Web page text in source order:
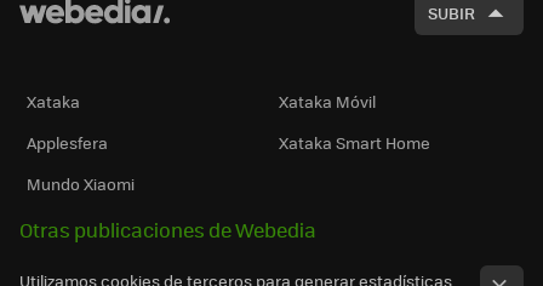
SUBIR
Xataka
Xataka Móvil
Applesfera
Xataka Smart Home
Mundo Xiaomi
Otras publicaciones de Webedia
Utilizamos cookies de terceros para generar estadísticas